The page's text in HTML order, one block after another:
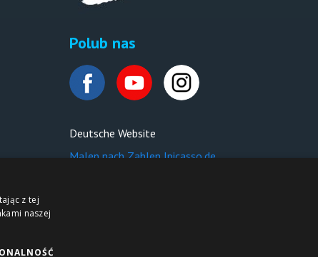
Polub nas
Deutsche Website
Malen nach Zahlen Ipicasso.de
z tej
naszej